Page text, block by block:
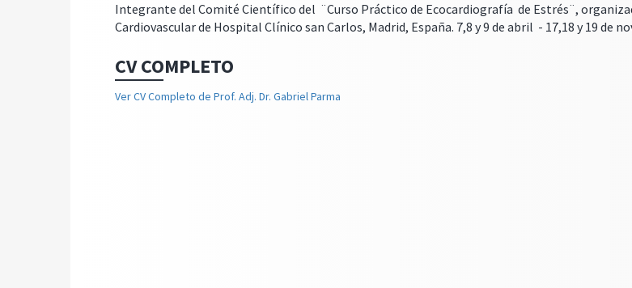
Integrante del Comité Científico del ¨Curso Práctico de Ecocardiografía de Estrés¨,
Cardiovascular de Hospital Clínico san Carlos, Madrid, España. 7,8 y 9 de abril - 17,18 y 19 de
CV COMPLETO
Ver CV Completo de Prof. Adj. Dr. Gabriel Parma